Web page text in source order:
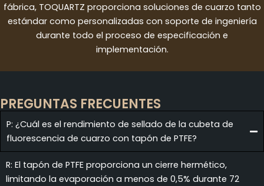
fábrica, TOQUARTZ proporciona soluciones de cuarzo tanto
estándar como personalizadas con soporte de ingeniería
durante todo el proceso de especificación e
implementación.
PREGUNTAS FRECUENTES
P: ¿Cuál es el rendimiento de sellado de la cubeta de
fluorescencia de cuarzo con tapón de PTFE?
R: El tapón de PTFE proporciona un cierre hermético,
limitando la evaporación a menos de 0,5% durante 72